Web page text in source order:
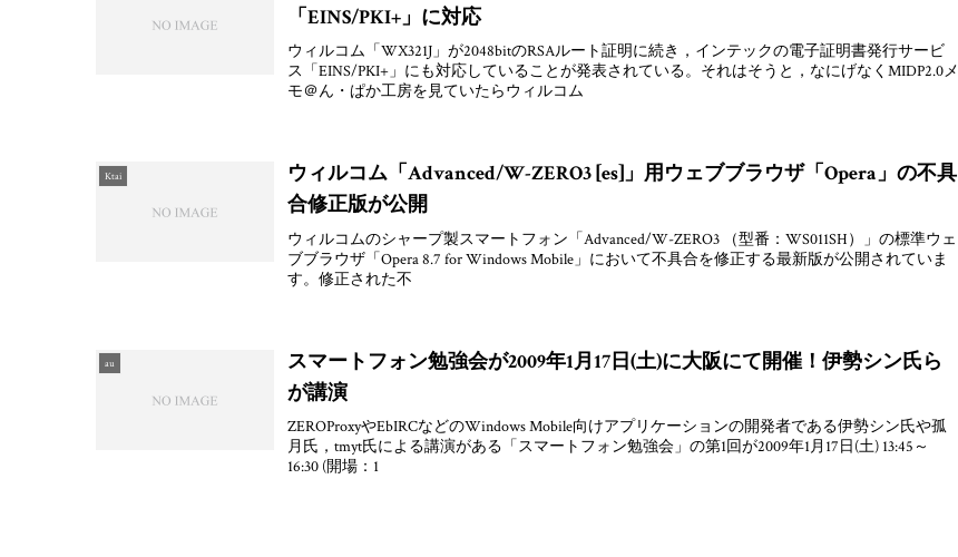
「EINS/PKI+」に対応
ウィルコム「WX321J」が2048bitのRSAルート証明に続き，インテックの電子証明書発行サービ
ス「EINS/PKI+」にも対応していることが発表されている。それはそうと，なにげなくMIDP2.0メ
モ＠ん・ぱか工房を見ていたらウィルコム
Ktai
ウィルコム「Advanced/W-ZERO3 [es]」用ウェブブラウザ「Opera」の不具
合修正版が公開
ウィルコムのシャープ製スマートフォン「Advanced/W-ZERO3 （型番：WS011SH）」の標準ウェ
ブブラウザ「Opera 8.7 for Windows Mobile」において不具合を修正する最新版が公開されていま
す。修正された不
au
スマートフォン勉強会が2009年1月17日(土)に大阪にて開催！伊勢シン氏ら
が講演
ZEROProxyやEbIRCなどのWindows Mobile向けアプリケーションの開発者である伊勢シン氏や孤
月氏，tmyt氏による講演がある「スマートフォン勉強会」の第1回が2009年1月17日(土) 13:45～
16:30 (開場：1